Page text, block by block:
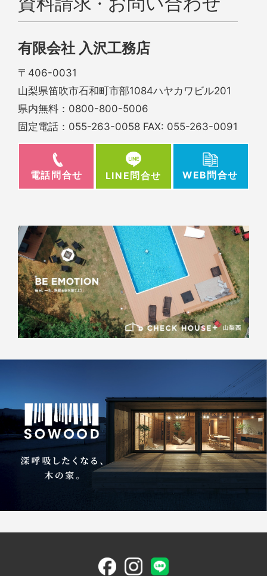
有限会社 入沢工務店
〒406-0031
山梨県笛吹市石和町市部1084ハヤカワビル201
県内無料： 0800-800-5006
固定電話： 055-263-0058 FAX: 055-263-0091
電話問合せ LINE問合せ WEB問合せ